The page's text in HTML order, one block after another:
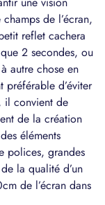
de l’écran,
reflet cachera
2 secondes, ou
autre chose en
préférable d’éviter
il convient de
de la création
éléments
polices, grandes
la qualité d’un
de l’écran dans